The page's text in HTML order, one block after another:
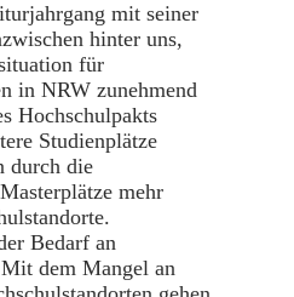
mit seiner
hinter uns,
für
in NRW zunehmend
Hochschulpakts
Studienplätze
durch die
mehr
Bedarf an
dem Mangel an